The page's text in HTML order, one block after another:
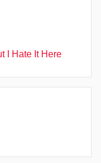
I Hate It Here